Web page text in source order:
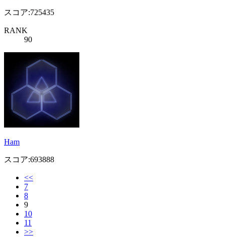
スコア:725435
RANK
90
Ham
スコア:693888
<<
7
8
9
10
11
>>